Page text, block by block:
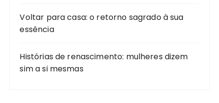
Voltar para casa: o retorno sagrado à sua
essência
Histórias de renascimento: mulheres dizem
sim a si mesmas